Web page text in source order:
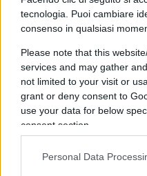
tecnologia. Puoi cambiare
consenso in qualsiasi
Please note that this
services and may gather
not limited to your visit or
grant or deny consent to
use your data for below
consent section.
Personal Data
crisi. Prevista unaexit
con un debito
riduzione del deficit
totale di sette anni
di 4 anni. L’unico
confermato da
dell’Europa alla
guardare: “La battaglia